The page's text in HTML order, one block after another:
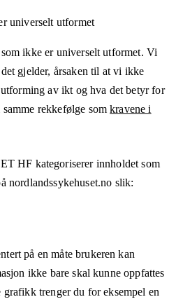
universelt utformet
ikke er universelt utformet. Vi
gjelder, årsaken til at vi ikke
av ikt og hva det betyr for
samme rekkefølge somkravene i
HF kategoriserer innholdet som
nordlandssykehuset.no slik:
på en måte brukeren kan
ikke bare skal kunne oppfattes
grafikk trenger du for eksempel en